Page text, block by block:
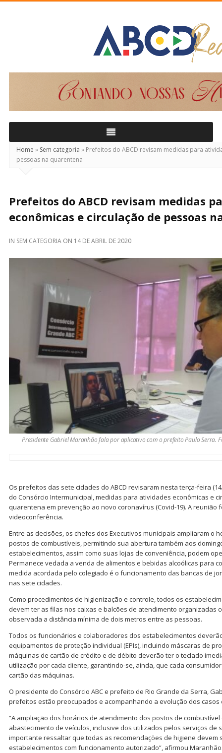
Home » Sem categoria » Prefeitos do ABCD revisam medidas para
pessoas na quarentena
Prefeitos do ABCD revisam medidas
econômicas e circulação de pessoas
IN SEM CATEGORIA ON 14 DE ABRIL DE 2020
Presidente Gabriel Maranhão fala por aplicativo com o prefeito Paulo Serra.
Os prefeitos das sete cidades do ABCD revisaram nesta terça-feira
do Consórcio Intermunicipal, medidas para atividades econômicas e
quarentena em prevenção ao novo coronavírus (Covid-19). A reunião
videoconferência.
Entre as decisões, os chefes dos Executivos municipais ampliaram o
postos de combustíveis, permitindo sua abertura também aos
estabelecimentos, assim como suas lojas de conveniência, podem
Permanece vedada a venda de alimentos e bebidas alcoólicas para
medida acordada pelo colegiado é o funcionamento das bancas de
nas sete cidades.
Como procedimentos de higienização e controle, todos os
devem ter as filas nos caixas e balcões de atendimento organizadas
observada a distância mínima de dois metros entre as pessoas.
Todos os funcionários e colaboradores dos estabelecimentos
equipamentos de proteção individual (EPIs), incluindo máscaras de
máquinas de cartão de crédito e de débito deverão ter o teclado
utilização por cada cliente, garantindo-se, ainda, que cada
cartão das máquinas.
O presidente do Consórcio ABC e prefeito de Rio Grande da Serra,
prefeitos estão preocupados e acompanhando a evolução dos casos
“A ampliação dos horários de atendimento dos postos de
abastecimento de veículos, inclusive dos utilizados pelos serviços de
importante ressaltar que todas as recomendações de higiene devem
estabelecimentos com funcionamento autorizado”, afirmou